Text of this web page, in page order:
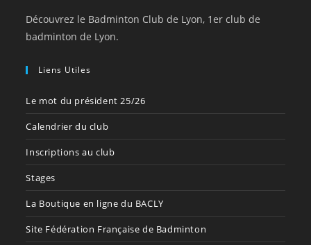
Découvrez le Badminton Club de Lyon, 1er club de
badminton de Lyon.
Liens Utiles
Le mot du président 25/26
Calendrier du club
Inscriptions au club
Stages
La Boutique en ligne du BACLY
Site Fédération Française de Badminton